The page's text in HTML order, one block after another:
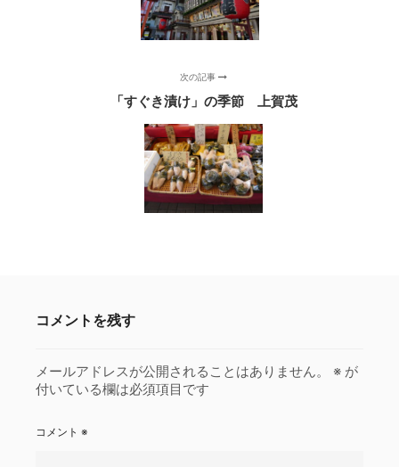
次の記事
「すぐき漬け」の季節 上賀茂
コメントを残す
メールアドレスが公開されることはありません。 ※ が
付いている欄は必須項目です
コメント ※